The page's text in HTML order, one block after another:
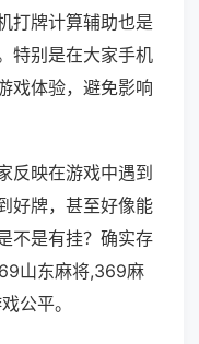
打牌计算辅助也是
特别是在大家手机
戏体验，避免影响
反映在游戏中遇到
好牌，甚至好像能
不是有挂？确实存
山东麻将,369麻
公平。